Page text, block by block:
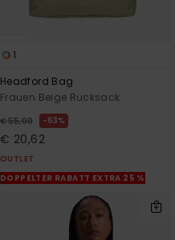
1
Headford Bag
Frauen Beige Rucksack
€ 55,00 63%
€ 20,62
OUTLET
DOPPELTER RABATT EXTRA 25 %